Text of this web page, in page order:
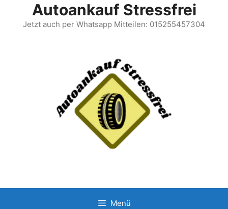
Autoankauf Stressfrei
Jetzt auch per Whatsapp Mitteilen: 015255457304
Menü